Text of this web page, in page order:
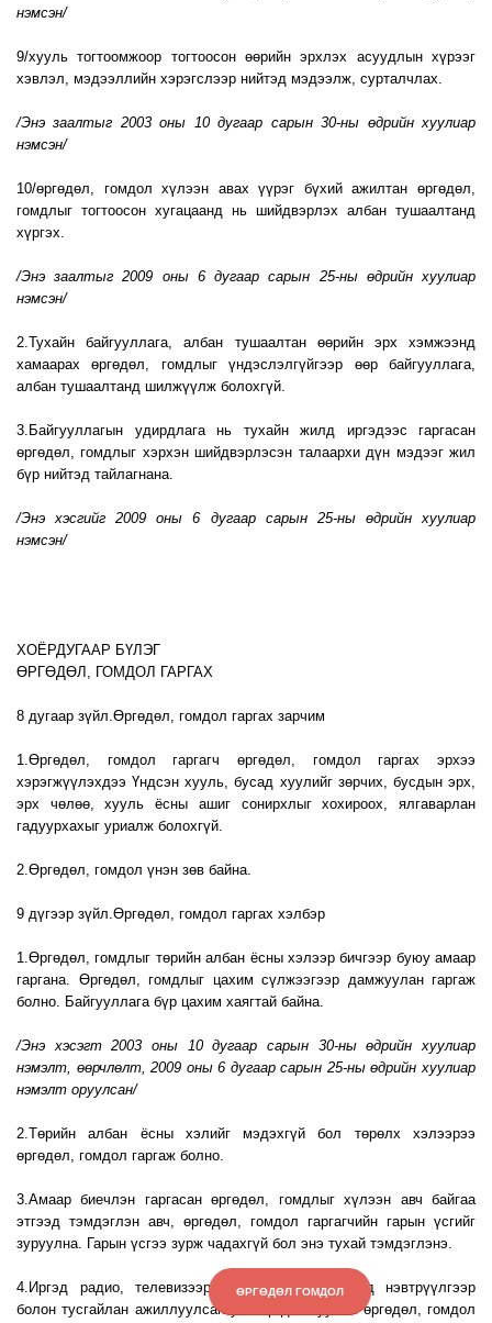
нэмсэн/
9/хууль тогтоомжоор тогтоосон өөрийн эрхлэх асуудлын хүрээг
хэвлэл, мэдээллийн хэрэгслээр нийтэд мэдээлж, сурталчлах.
/Энэ заалтыг 2003 оны 10 дугаар сарын 30-ны өдрийн хуулиар
нэмсэн/
10/өргөдөл, гомдол хүлээн авах үүрэг бүхий ажилтан өргөдөл,
гомдлыг тогтоосон хугацаанд нь шийдвэрлэх албан тушаалтанд
хүргэх.
/Энэ заалтыг 2009 оны 6 дугаар сарын 25-ны өдрийн хуулиар
нэмсэн/
2.Тухайн байгууллага, албан тушаалтан өөрийн эрх хэмжээнд
хамаарах өргөдөл, гомдлыг үндэслэлгүйгээр өөр байгууллага,
албан тушаалтанд шилжүүлж болохгүй.
3.Байгууллагын удирдлага нь тухайн жилд иргэдээс гаргасан
өргөдөл, гомдлыг хэрхэн шийдвэрлэсэн талаархи дүн мэдээг жил
бүр нийтэд тайлагнана.
/Энэ хэсгийг 2009 оны 6 дугаар сарын 25-ны өдрийн хуулиар
нэмсэн/
ХОЁРДУГААР БҮЛЭГ
ӨРГӨДӨЛ, ГОМДОЛ ГАРГАХ
8 дугаар зүйл.Өргөдөл, гомдол гаргах зарчим
1.Өргөдөл, гомдол гаргагч өргөдөл, гомдол гаргах эрхээ
хэрэгжүүлэхдээ Үндсэн хууль, бусад хуулийг зөрчих, бусдын эрх,
эрх чөлөө, хууль ёсны ашиг сонирхлыг хохироох, ялгаварлан
гадуурхахыг уриалж болохгүй.
2.Өргөдөл, гомдол үнэн зөв байна.
9 дүгээр зүйл.Өргөдөл, гомдол гаргах хэлбэр
1.Өргөдөл, гомдлыг төрийн албан ёсны хэлээр бичгээр буюу амаар
гаргана. Өргөдөл, гомдлыг цахим сүлжээгээр дамжуулан гаргаж
болно. Байгууллага бүр цахим хаягтай байна.
/Энэ хэсэгт 2003 оны 10 дугаар сарын 30-ны өдрийн хуулиар
нэмэлт, өөрчлөлт, 2009 оны 6 дугаар сарын 25-ны өдрийн хуулиар
нэмэлт оруулсан/
2.Төрийн албан ёсны хэлийг мэдэхгүй бол төрөлх хэлээрээ
өргөдөл, гомдол гаргаж болно.
3.Амаар биечлэн гаргасан өргөдөл, гомдлыг хүлээн авч байгаа
этгээд тэмдэглэн авч, өргөдөл, гомдол гаргагчийн гарын үсгийг
зуруулна. Гарын үсгээ зурж чадахгүй бол энэ тухай тэмдэглэнэ.
4.Иргэд радио, телевизээр явуулж байгаа шууд нэвтрүүлгээр
болон тусгайлан ажиллуулсан утсаар дамжуулан өргөдөл, гомдол
ӨРГӨДӨЛ ГОМДОЛ